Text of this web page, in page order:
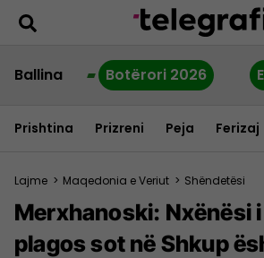
Ballina Botërori 2026
Prishtina Prizreni Peja Ferizaj
Lajme > Maqedonia e Veriut > Shëndetësi
Merxhanoski: Nxënësi
plagos sot në Shkup